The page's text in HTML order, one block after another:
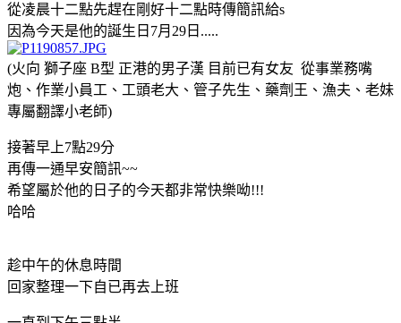
從凌晨十二點先趕在剛好十二點時傳簡訊給s
因為今天是他的誕生日7月29日.....
(火向 獅子座 B型 正港的男子漢 目前已有女友 從事業務嘴
炮、作業小員工、工頭老大、管子先生、藥劑王、漁夫、老妹
專屬翻譯小老師)
接著早上7點29分
再傳一通早安簡訊~~
希望屬於他的日子的今天都非常快樂呦!!!
哈哈
趁中午的休息時間
回家整理一下自已再去上班